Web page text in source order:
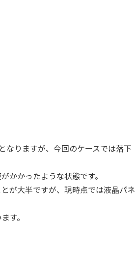
なりますが、今回のケースでは落下
かかったような状態です。
が大半ですが、現時点では液晶パネ
す。